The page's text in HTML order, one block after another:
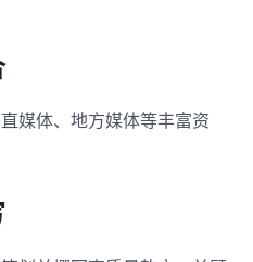
媒体、地方媒体等丰富资